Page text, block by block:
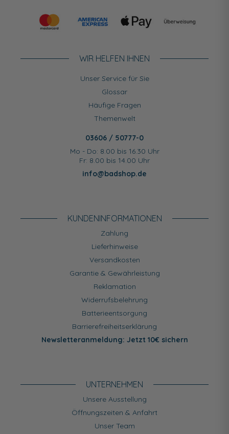
WIR HELFEN IHNEN
Unser Service für Sie
Glossar
Häufige Fragen
Themenwelt
03606 / 50777-0
Mo - Do: 8.00 bis 16.30 Uhr
Fr: 8.00 bis 14.00 Uhr
info@badshop.de
KUNDEN­INFORMATIONEN
Zahlung
Lieferhinweise
Versandkosten
Garantie & Gewährleistung
Reklamation
Widerrufsbelehrung
Batterieentsorgung
Barrierefreiheitserklärung
Newsletteranmeldung: Jetzt 10€ sichern
UNTERNEHMEN
Unsere Ausstellung
Öffnungszeiten & Anfahrt
Unser Team